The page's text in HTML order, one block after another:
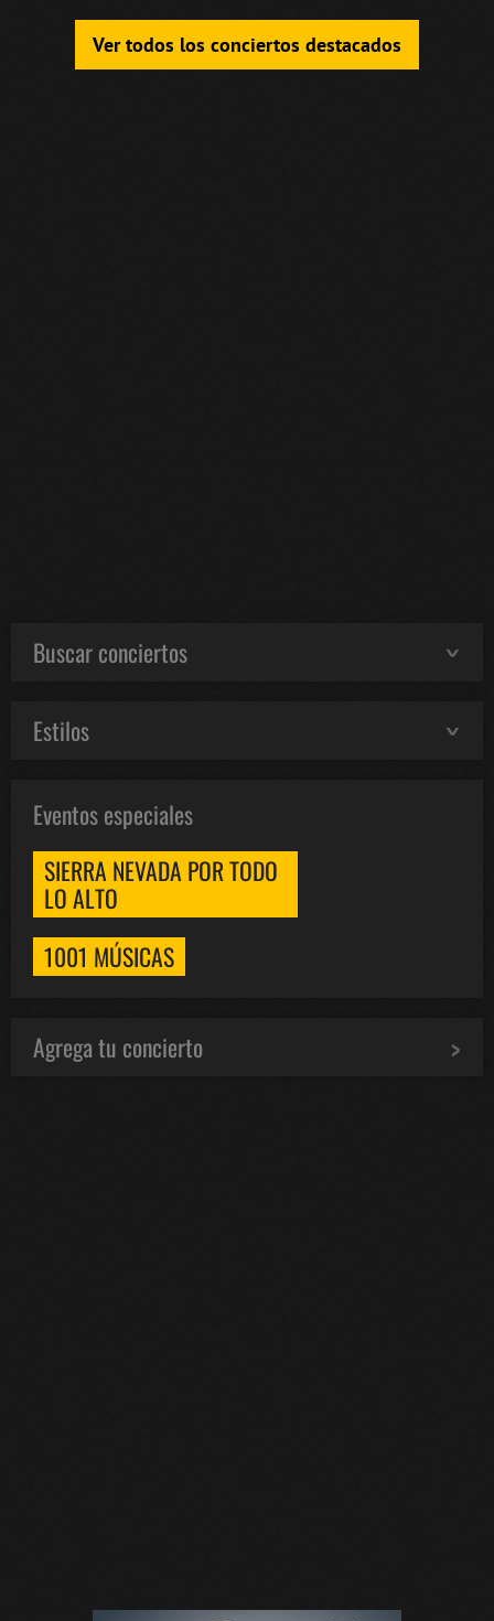
Ver todos los conciertos destacados
Buscar conciertos
Estilos
Eventos especiales
SIERRA NEVADA POR TODO
LO ALTO
1001 MÚSICAS
Agrega tu concierto